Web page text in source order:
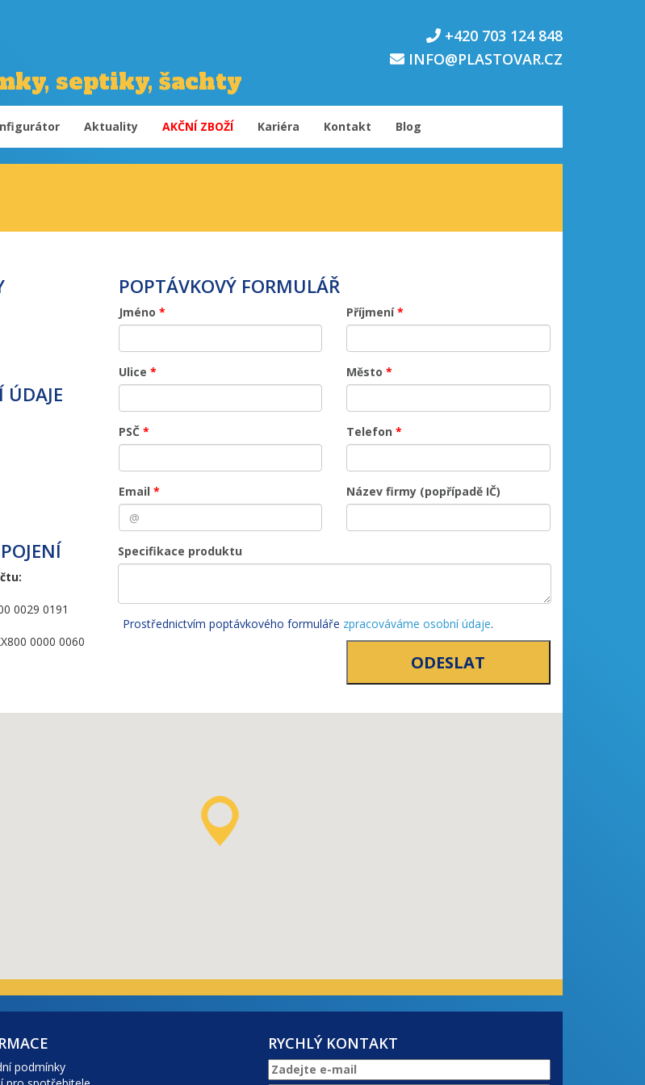
septiky, šachty
+420 703 124 848
INFO@PLASTOVAR.CZ
Aktuality AKČNÍ ZBOŽÍ Kariéra Kontakt Blog
ÚDAJE
0029 0191
0000 0060
POPTÁVKOVÝ FORMULÁŘ
Jméno * Příjmení*
Ulice * Město*
PSČ * Telefon*
Email * Název firmy (popřípadě IČ)
Specifikace produktu
Prostřednictvím poptávkového formuláře zpracováváme osobní údaje.
podmínky
RYCHLÝ KONTAKT